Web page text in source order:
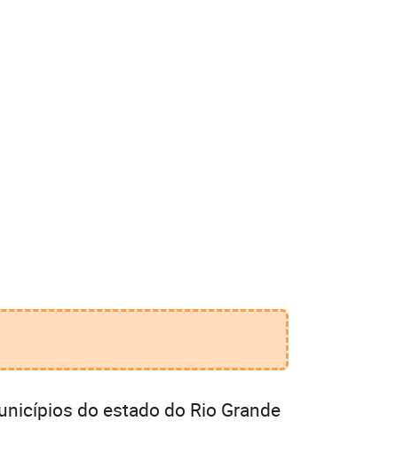
do estado do Rio Grande